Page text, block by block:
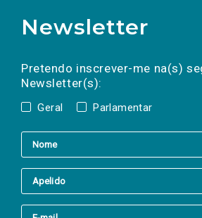
Newsletter
Pretendo inscrever-me na(s)
Newsletter(s):
Geral Parlamentar
a(s) newsletter(s).
mail